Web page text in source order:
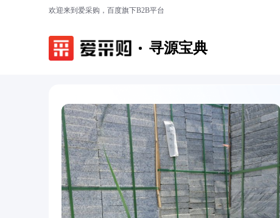
欢迎来到爱采购，百度旗下B2B平台
寻源宝典